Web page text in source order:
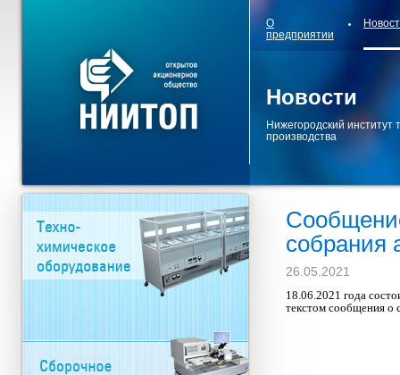
О
предприятии
Новости
Нижегородский институт
производства
собрания
26.05.2021
18.06.2021 года
текстом сообщения о